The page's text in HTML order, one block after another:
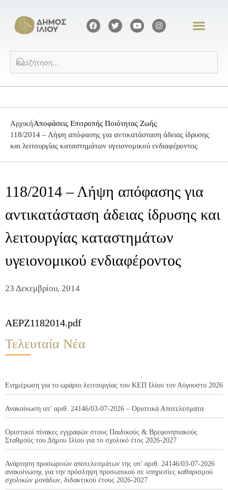
ΑρχικήΑποφάσεις Επιτροπής Ποιότητας Ζωής
118/2014 – Λήψη απόφασης για αντικατάσταση άδειας ίδρυσης
και λειτουργίας καταστημάτων υγειονομικού ενδιαφέροντος
118/2014 – Λήψη απόφασης για
αντικατάσταση άδειας ίδρυσης και
λειτουργίας καταστημάτων
υγειονομικού ενδιαφέροντος
23 Δεκεμβρίου, 2014
AEPZ1182014.pdf
Τελευταία Νέα
Ενημέρωση για το ωράριο λειτουργίας του ΚΕΠ Ιλίου τον Αύγουστο 2026
Ανακοίνωση υπ’ αριθ. 24146/03-07-2026 – Οριστικά Αποτελέσματα
Οριστικοί πίνακες εγγραφών στους Παιδικούς & Βρεφονηπιακούς
Σταθμούς του Δήμου Ιλίου για το σχολικό έτος 2026-2027
Ανάρτηση προσωρινών αποτελεσμάτων της υπ’ αριθ. 24146/03-07-2026
ανακοίνωσης για την πρόσληψη προσωπικού σε υπηρεσίες καθαρισμού
σχολικών μονάδων, διδακτικού έτους 2026-2027